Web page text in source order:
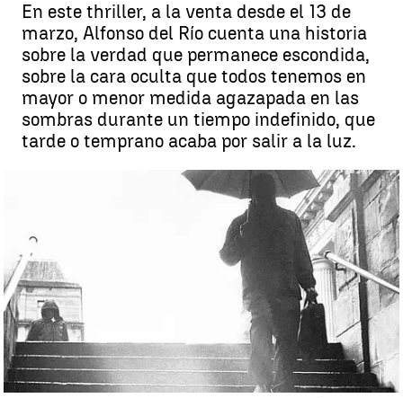
En este thriller, a la venta desde el 13 de
marzo, Alfonso del Río cuenta una historia
sobre la verdad que permanece escondida,
sobre la cara oculta que todos tenemos en
mayor o menor medida agazapada en las
sombras durante un tiempo indefinido, que
tarde o temprano acaba por salir a la luz.